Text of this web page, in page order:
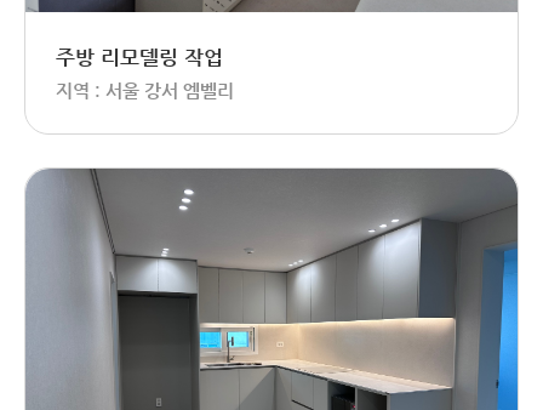
주방 리모델링 작업
지역 : 서울 강서 엠벨리